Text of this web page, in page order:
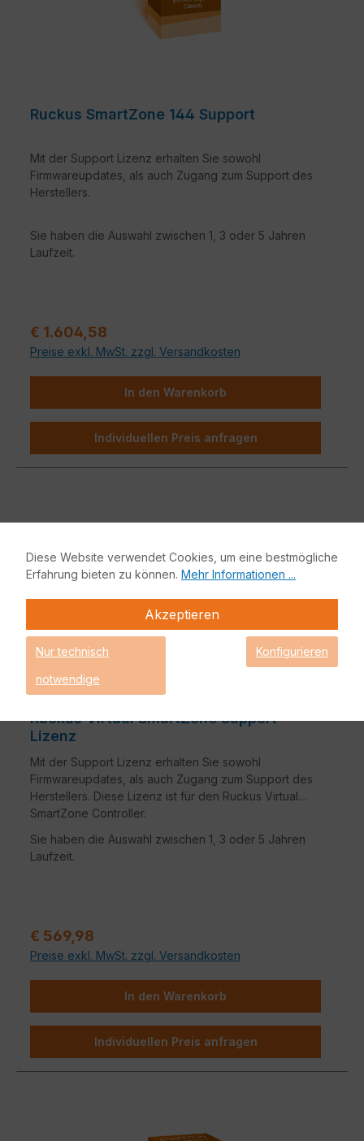
Ruckus SmartZone 144 Support
Mit der Support Lizenz erhalten Sie sowohl
Firmwareupdates, als auch Zugang zum Support des
Herstellers.
Sie haben die Auswahl zwischen 1, 3 oder 5 Jahren
Laufzeit.
Verkaufspreis:
€ 1.604,58
Preise exkl. MwSt. zzgl. Versandkosten
In den Warenkorb
Individuellen Preis anfragen
Ruckus Virtual SmartZone Support
Lizenz
Mit der Support Lizenz erhalten Sie sowohl
Firmwareupdates, als auch Zugang zum Support des
Herstellers. Diese Lizenz ist für den Ruckus Virtual
SmartZone Controller.
Sie haben die Auswahl zwischen 1, 3 oder 5 Jahren
Laufzeit.
Verkaufspreis:
€ 569,98
Preise exkl. MwSt. zzgl. Versandkosten
In den Warenkorb
Individuellen Preis anfragen
Diese Website verwendet Cookies, um eine bestmögliche
Erfahrung bieten zu können. Mehr Informationen ...
Akzeptieren
Nur technisch
notwendige
Konfigurieren